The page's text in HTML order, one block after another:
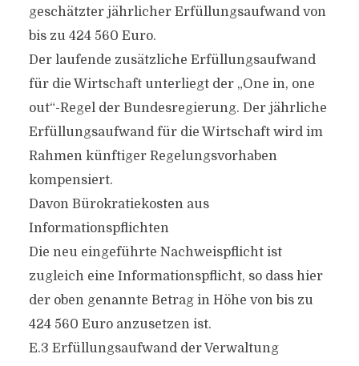
geschätzter jährlicher Erfüllungsaufwand von
bis zu 424 560 Euro.
Der laufende zusätzliche Erfüllungsaufwand
für die Wirtschaft unterliegt der „One in, one
out“-Regel der Bundesregierung. Der jährliche
Erfüllungsaufwand für die Wirtschaft wird im
Rahmen künftiger Regelungsvorhaben
kompensiert.
Davon Bürokratiekosten aus
Informationspflichten
Die neu eingeführte Nachweispflicht ist
zugleich eine Informationspflicht, so dass hier
der oben genannte Betrag in Höhe von bis zu
424 560 Euro anzusetzen ist.
E.3 Erfüllungsaufwand der Verwaltung